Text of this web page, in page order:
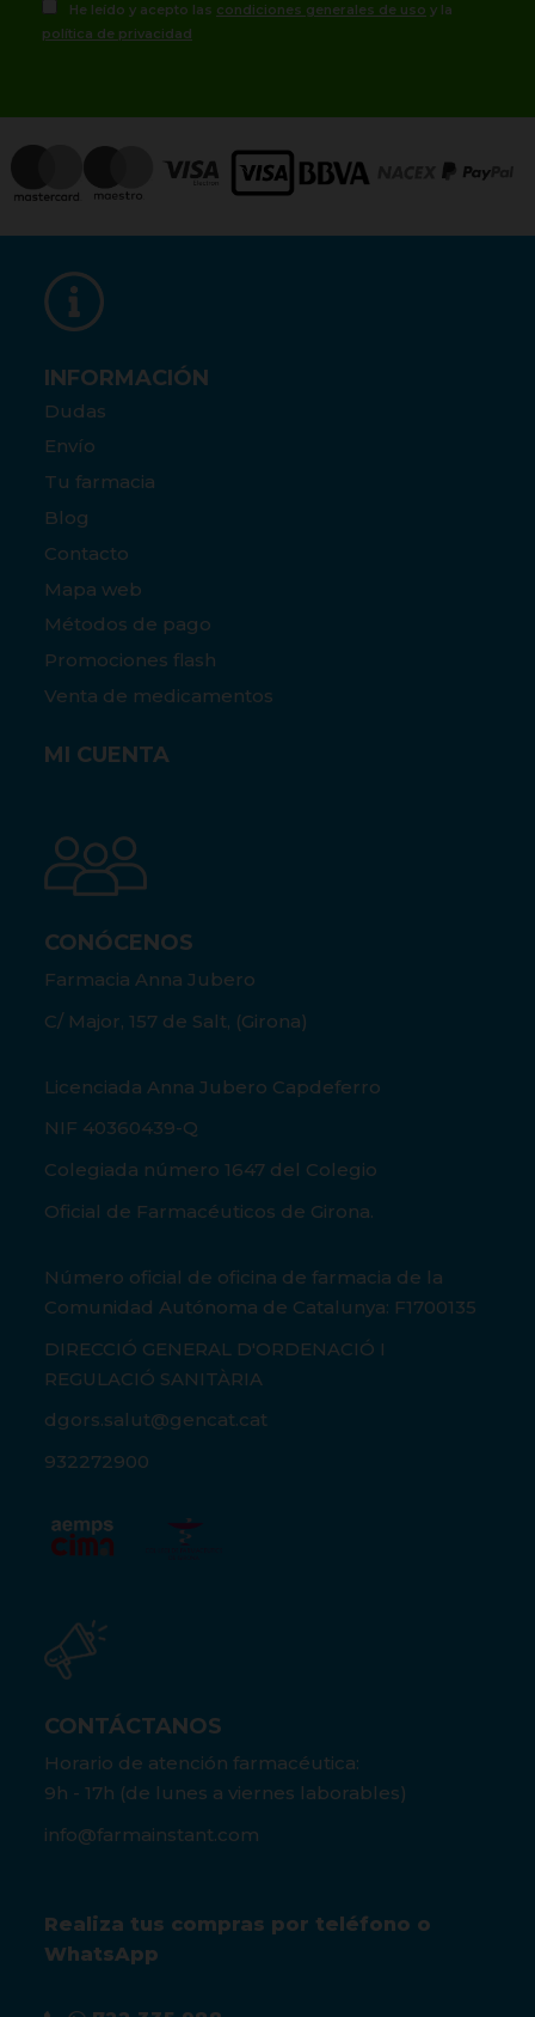
He leído y acepto las condiciones generales de uso y la
política de privacidad
INFORMACIÓN
Dudas
Envío
Tu farmacia
Blog
Contacto
Mapa web
Métodos de pago
Promociones flash
Venta de medicamentos
MI CUENTA
CONÓCENOS
Farmacia Anna Jubero
C/ Major, 157 de Salt, (Girona)
Licenciada Anna Jubero Capdeferro
NIF 40360439-Q
Colegiada número 1647 del Colegio
Oficial de Farmacéuticos de Girona.
Número oficial de oficina de farmacia de la
Comunidad Autónoma de Catalunya: F1700135
DIRECCIÓ GENERAL D'ORDENACIÓ I
REGULACIÓ SANITÀRIA
dgors.salut@gencat.cat
932272900
CONTÁCTANOS
Horario de atención farmacéutica:
9h - 17h (de lunes a viernes laborables)
info@farmainstant.com
Realiza tus compras por teléfono o
WhatsApp